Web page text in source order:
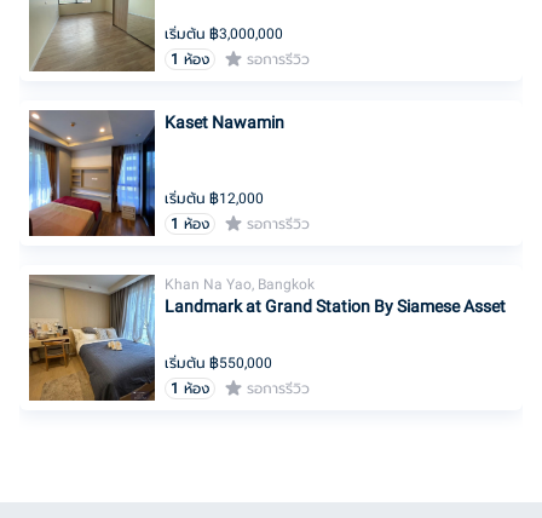
เริ่มต้น ฿3,000,000
1 ห้อง รอการรีวิว
Kaset Nawamin
เริ่มต้น ฿12,000
1 ห้อง รอการรีวิว
Khan Na Yao, Bangkok
Landmark at Grand Station By Siamese Asset
เริ่มต้น ฿550,000
1 ห้อง รอการรีวิว